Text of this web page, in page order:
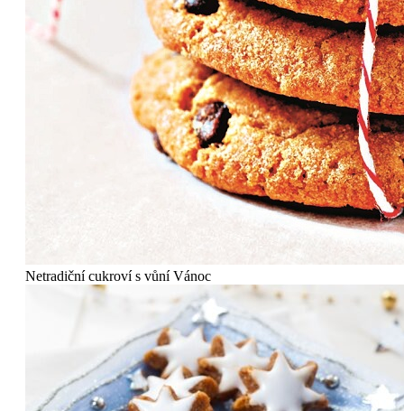
Netradiční cukroví s vůní Vánoc